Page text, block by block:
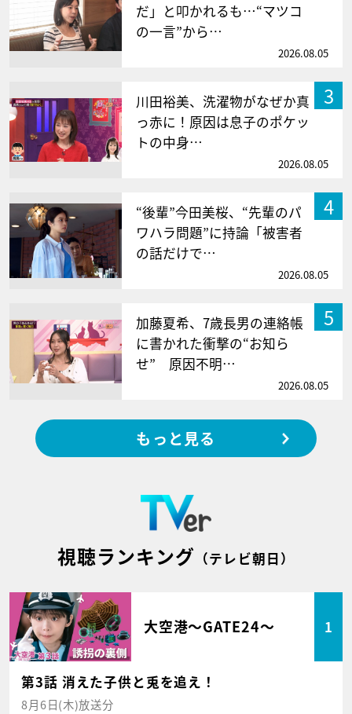
だ」と叩かれるも…“マツコ
の一言”から…
2026.08.05
3
川田裕美、洗濯物がなぜか真
っ赤に！原因は息子のポケッ
トの中身…
2026.08.05
4
“後輩”今田美桜、“先輩のパ
ワハラ問題”に持論「被害者
の話だけで…
2026.08.05
5
加藤夏希、7歳長男の連絡帳
に書かれた衝撃の“お知ら
せ” 原因不明…
2026.08.05
もっと見る
視聴ランキング （テレビ朝日）
大空港～GATE24～ 1
第3話 消えた子供と兎を追え！
8月6日(木)放送分